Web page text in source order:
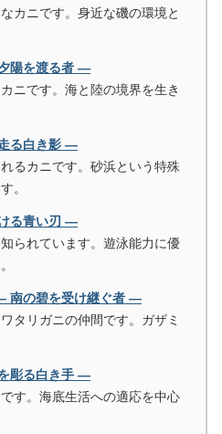
カニです。身近な磯の環境と
陽を渡る者 ―
ニです。海と陸の境界を生き
る白き影 ―
るカニです。砂浜という特殊
。
る青い刃 ―
られています。遊泳能力に優
南の碧を受け継ぐ者 ―
タリガニの仲間です。ガザミ
彫る白き手 ―
す。海底生活への適応を中心